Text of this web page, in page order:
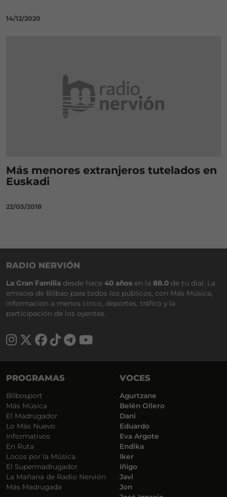
14/12/2020
Más menores extranjeros tutelados en
Euskadi
22/05/2018
RADIO NERVIÓN
La Gran Familia desde hace 40 años en la 88.0 de tu dial. La
emisora de Bilbao para todos los públicos, con Más Música,
información a menos cinco, deportes, tráfico y la
participación de los oyentes.
PROGRAMAS
Bilbosport
Más Música
El Madrugador
Lo Más Nuevo
Informativos
En Ruta
Locos por la Música
El Supermadrugador
La Mañana de Radio Nervión
Más Madrugada
VOCES
Agurtzane
Belén Ollero
Dani
Eduardo
Eva Argote
Endika
Iker
Iñigo
Javi
Jon